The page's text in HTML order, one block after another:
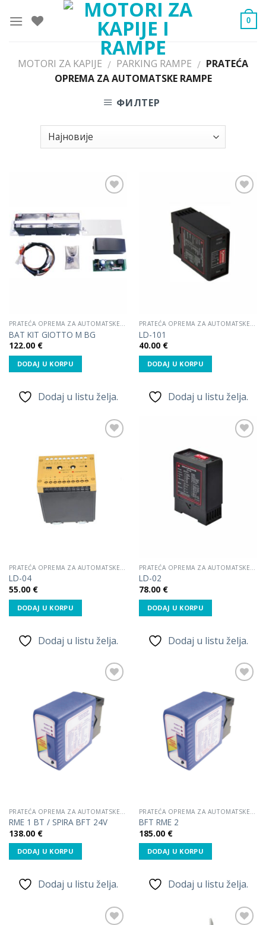
0
MOTORI ZA KAPIJE / PARKING RAMPE / PRATEĆA
OPREMA ZA AUTOMATSKE RAMPE
ФИЛТЕР
Dodaj
želja.
PRATEĆA OPREMA ZA AUTOMATSKE RAMPE
BAT KIT GIOTTO M BG
122.00 €
DODAJ U KORPU
Dodaj u listu želja.
PRATEĆA OPREMA ZA AUTOMATSKE RAMPE
LD-101
40.00 €
DODAJ U KORPU
Dodaj u listu želja.
PRATEĆA OPREMA ZA AUTOMATSKE RAMPE
LD-04
55.00 €
DODAJ U KORPU
Dodaj u listu želja.
PRATEĆA OPREMA ZA AUTOMATSKE RAMPE
LD-02
78.00 €
DODAJ U KORPU
Dodaj u listu želja.
Dodaj
u listu
RME 1 BT / SPIRA BFT 24V
138.00 €
DODAJ U KORPU
Dodaj u listu želja.
Dodaj
u listu
BFT RME 2
185.00 €
DODAJ U KORPU
Dodaj u listu želja.